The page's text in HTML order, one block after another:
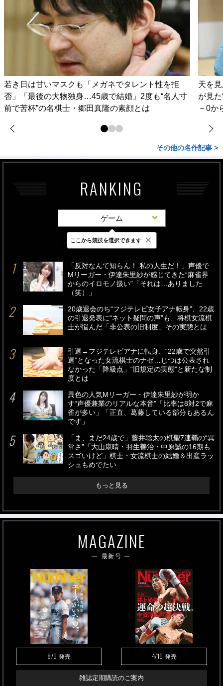
若き日は甘いマスクも「メガネでタレント性を拒
否」「最後の大物独身…45歳で結婚」2度も“名人寸
前で苦杯”の名棋士・郷田真隆の素顔とは
天を
が見
－0か
その他の名作記事 >
RANKING
ゲーム
最新 24時間 週間
「反対なんて知らん！ 私の人生だ！」声優で
Mリーガー・伊達朱里紗が感じてきた“麻雀界
からのイロモノ扱い”「それは…ありました
（笑）」
20歳退会のち“フジテレビ女子アナ転身”、22歳
の引退発表に“ネット疑問の声”も…将棋女流棋
士が悩んだ「非公表の旧制度」その実態とは
引退→フジテレビアナに転身、“22歳で突然引
退”となった女流棋士のナゼ…じつは公表され
なかった「降級点」“旧規定の実態”と新たな制
度とは
異色の人気Mリーガー・伊達朱里紗が明か
す“声優兼業のリアルな本音”「比率は8対2で麻
雀が多い」「正直、葛藤している部分もあるん
です」
「ま、まだ24歳で」藤井聡太の棋聖7連覇の“異
常さ”「大山康晴・羽生善治・中原誠の16期も
スゴいけど」棋士・女流棋士の結婚＆出産ラッ
シュもめでたい
もっと見る
MAGAZINE
最新号
8/6 発売 4/16 発売
雑誌定期購読のご案内
ここから競技を選択できます ×